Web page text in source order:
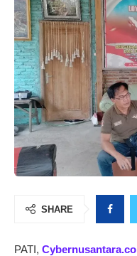
SHARE
PATI, Cybernusantara.co